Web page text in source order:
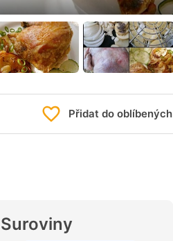
Přidat do oblíbených
Suroviny